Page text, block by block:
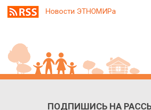
Новости ЭТНОМИРа
ПОДПИШИСЬ НА